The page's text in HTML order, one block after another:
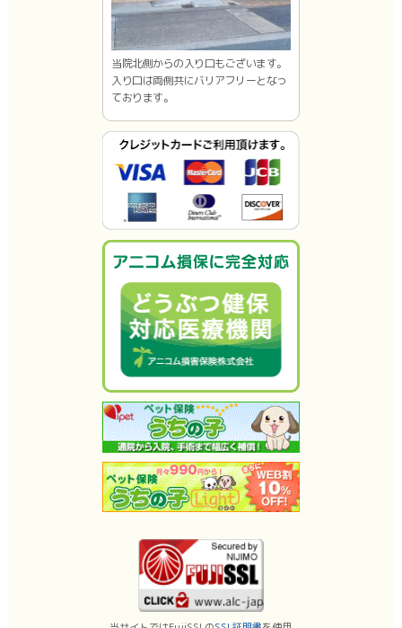
当院北側からの入り口もございます。
入り口は両側共にバリアフリーとなっ
ております。